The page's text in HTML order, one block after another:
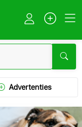
Advertenties